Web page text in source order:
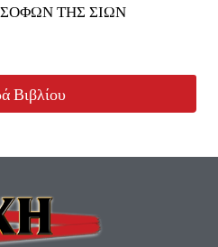
ΤΗΣ ΣΙΩΝ
Βιβλίου